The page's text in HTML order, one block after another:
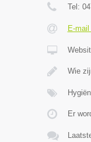
Tel:
E-
Wie
Er